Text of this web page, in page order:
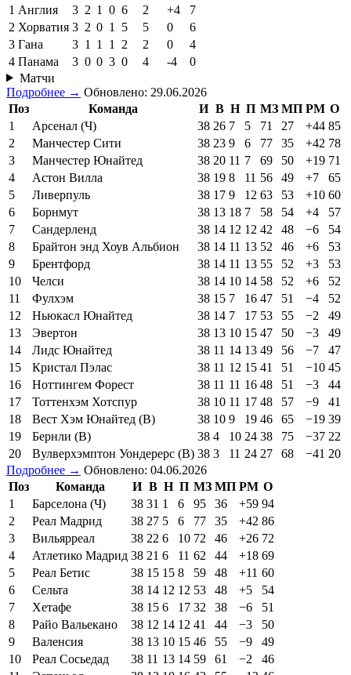
1 Англия 3 2 1 0 6 2 +4
7
2 Хорватия 3 2 0 1 5 5 0
6
3 Гана 3 1 1 1 2 2 0
4
4 Панама 3 0 0 3 0 4 -4
0
Матчи
Подробнее → Обновлено: 29.06.2026
Поз
Команда И В Н П МЗ МП РМ О
1
Арсенал (Ч) 38 26 7 5 71 27 +44 85
2
Манчестер Сити 38 23 9 6 77 35 +42 78
3
Манчестер Юнайтед 38 20 11 7 69 50 +19 71
4
Астон Вилла 38 19 8 11 56 49 +7
65
5
Ливерпуль 38 17 9 12 63 53 +10 60
6
Борнмут 38 13 18 7 58 54 +4
57
7
Сандерленд 38 14 12 12 42 48 −6
54
8
Брайтон энд Хоув Альбион 38 14 11 13 52 46 +6
53
9
Брентфорд 38 14 11 13 55 52 +3
53
10
Челси 38 14 10 14 58 52 +6
52
11
Фулхэм 38 15 7 16 47 51 −4
52
12
Ньюкасл Юнайтед 38 14 7 17 53 55 −2
49
13
Эвертон 38 13 10 15 47 50 −3
49
14
Лидс Юнайтед 38 11 14 13 49 56 −7
47
15
Кристал Пэлас 38 11 12 15 41 51 −10 45
16
Ноттингем Форест 38 11 11 16 48 51 −3
44
17
Тоттенхэм Хотспур 38 10 11 17 48 57 −9
41
18
Вест Хэм Юнайтед (В) 38 10 9 19 46 65 −19 39
19
Бернли (В) 38 4 10 24 38 75 −37 22
20
Вулверхэмптон Уондерерс (В) 38 3 11 24 27 68 −41 20
Подробнее → Обновлено: 04.06.2026
Поз
Команда И В Н П МЗ МП РМ О
1
Барселона (Ч) 38 31 1 6 95 36 +59 94
2
Реал Мадрид 38 27 5 6 77 35 +42 86
3
Вильярреал 38 22 6 10 72 46 +26 72
4
Атлетико Мадрид 38 21 6 11 62 44 +18 69
5
Реал Бетис 38 15 15 8 59 48 +11 60
6
Сельта 38 14 12 12 53 48 +5
54
7
Хетафе 38 15 6 17 32 38 −6
51
8
Райо Вальекано 38 12 14 12 41 44 −3
50
9
Валенсия 38 13 10 15 46 55 −9
49
10
Реал Сосьедад 38 11 13 14 59 61 −2
46